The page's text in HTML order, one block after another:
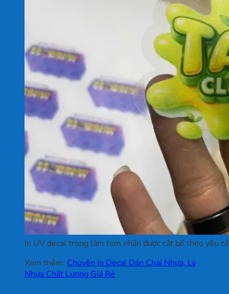
In UV decal trong làm tem nhãn được cắt bế theo yêu
Xem thêm: Chuyên In Decal Dán Chai Nhựa, Ly
Nhựa Chất Lượng Giá Rẻ